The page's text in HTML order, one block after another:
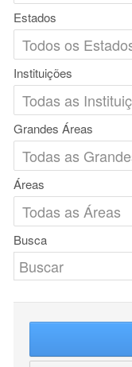
Estados
Instituições
Grandes Áreas
Áreas
Busca